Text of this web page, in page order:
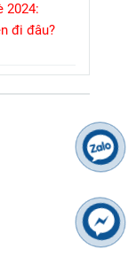
2024:
đi đâu?